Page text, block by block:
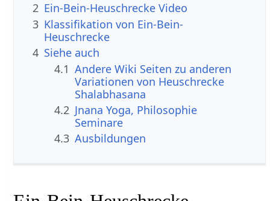
2 Ein-Bein-Heuschrecke Video
3 Klassifikation von Ein-Bein-
Heuschrecke
4 Siehe auch
4.1 Andere Wiki Seiten zu anderen
Variationen von Heuschrecke
Shalabhasana
4.2 Jnana Yoga, Philosophie
Seminare
4.3 Ausbildungen